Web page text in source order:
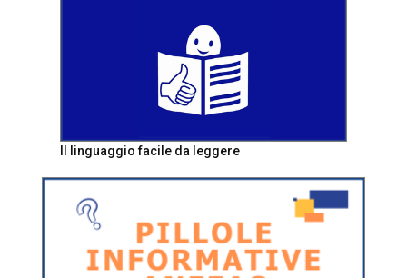
Il linguaggio facile da leggere